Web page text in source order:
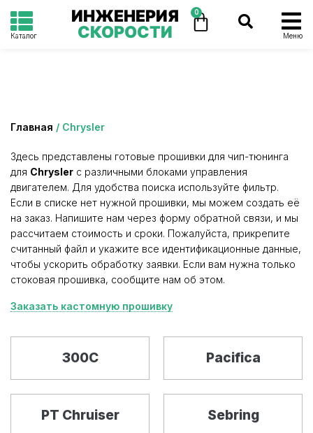
Каталог
ИНЖЕНЕРИЯ
СКОРОСТИ
0
Меню
Главная / Chrysler
Здесь представлены готовые прошивки для чип-тюнинга
для Chrysler с различными блоками управления
двигателем. Для удобства поиска используйте фильтр.
Если в списке нет нужной прошивки, мы можем создать её
на заказ. Напишите нам через форму обратной связи, и мы
рассчитаем стоимость и сроки. Пожалуйста, прикрепите
считанный файл и укажите все идентификационные данные,
чтобы ускорить обработку заявки. Если вам нужна только
стоковая прошивка, сообщите нам об этом.
Заказать кастомную прошивку
300C Pacifica
PT Chruiser Sebring